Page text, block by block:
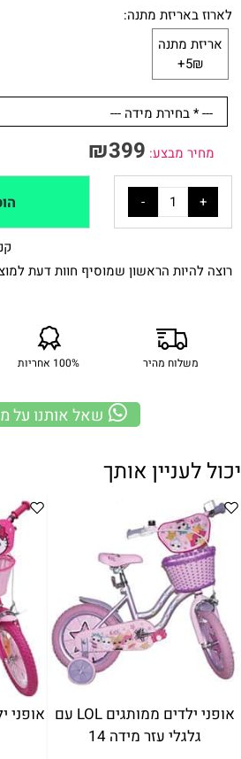
לארוז באריזת מתנה:
אריזת מתנה
5₪+
מחיר מבצע: ₪399
רוצה להיות הראשון שמוסיף חוות דעת
משלוח מהיר 100% אחריות
שאל אותנו על
יכול לעניין אותך
אופני ילדים ממותגים LOL עם
גלגלי עזר מידה 14